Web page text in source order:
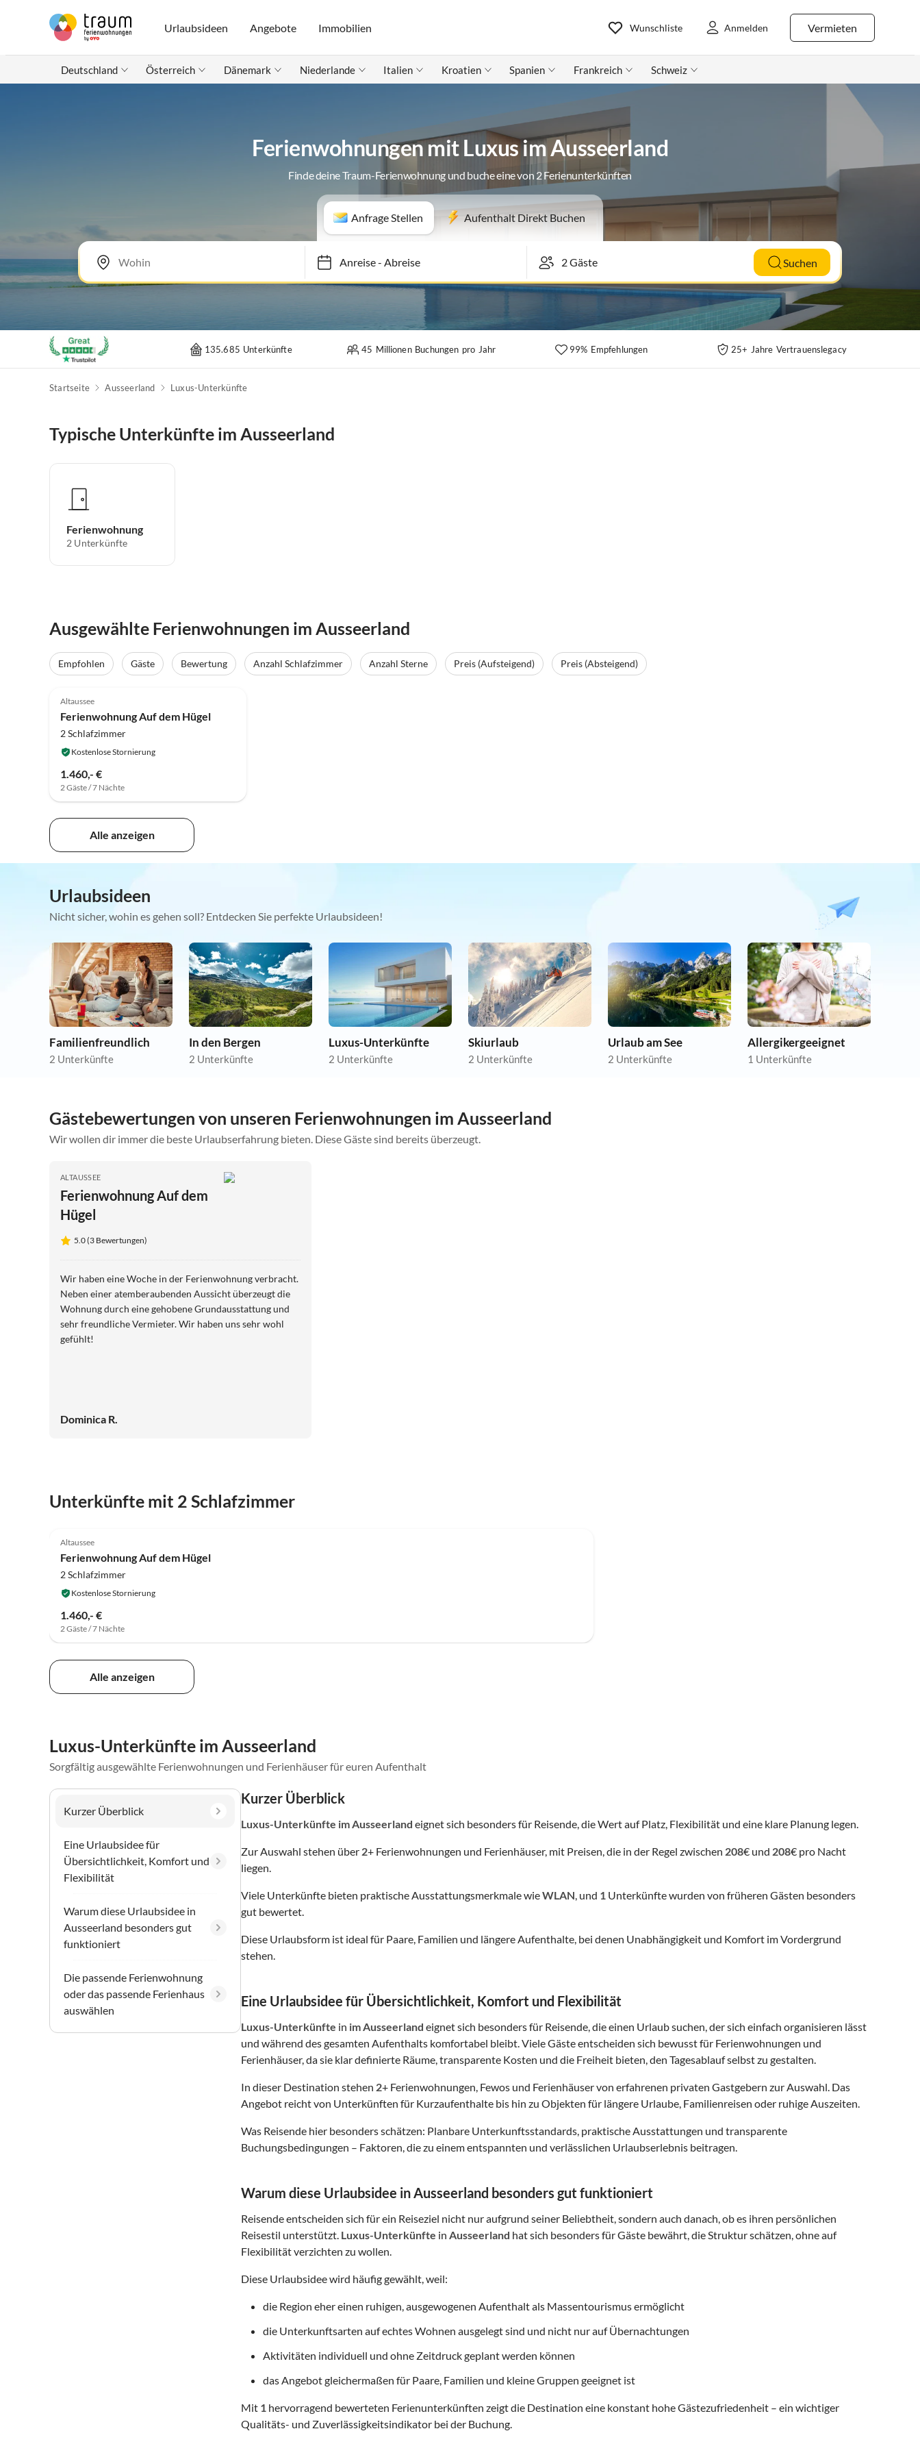
Urlaubsideen Angebote Immobilien Vermieten
Wunschliste Anmelden
Deutschland Österreich Dänemark Niederlande Italien Kroatien Spanien Frankreich Schweiz
Ferienwohnungen mit Luxus im Ausseerland
Finde deine Traum-Ferienwohnung und buche eine von 2 Ferienunterkünften
Anfrage Stellen Aufenthalt Direkt Buchen
Anreise-Abreise Suchen
135.685 Unterkünfte 45 Millionen Buchungen pro Jahr 99% Empfehlungen 25+ Jahre Vertrauenslegacy
Startseite Ausseerland Luxus-Unterkünfte
Typische Unterkünfte im Ausseerland
Ferienwohnung
2 Unterkünfte
Ausgewählte Ferienwohnungen im Ausseerland
Empfohlen Gäste Bewertung Anzahl Schlafzimmer Anzahl Sterne Preis (Aufsteigend)
Preis (Absteigend)
Altaussee
Ferienwohnung Auf dem Hügel
2 Schlafzimmer
Kostenlose Stornierung
1.460,- €
2 Gäste / 7 Nächte
Alle anzeigen
Urlaubsideen
Nicht sicher, wohin es gehen soll? Entdecken Sie perfekte Urlaubsideen!
Familienfreundlich
2 Unterkünfte
In den Bergen
2 Unterkünfte
Luxus-Unterkünfte
2 Unterkünfte
Skiurlaub
2 Unterkünfte
Urlaub am See
2 Unterkünfte
Allergikergeeignet
1 Unterkünfte
Gästebewertungen von unseren Ferienwohnungen im Ausseerland
Wir wollen dir immer die beste Urlaubserfahrung bieten. Diese Gäste sind bereits überzeugt.
ALTAUSSEE
Ferienwohnung Auf dem
Hügel
5.0 (3 Bewertungen)
Wir haben eine Woche in der Ferienwohnung verbracht.
Neben einer atemberaubenden Aussicht überzeugt die
Wohnung durch eine gehobene Grundausstattung und
sehr freundliche Vermieter. Wir haben uns sehr wohl
gefühlt!
Dominica R.
Unterkünfte mit 2 Schlafzimmer
Altaussee
Ferienwohnung Auf dem Hügel
2 Schlafzimmer
Kostenlose Stornierung
1.460,- €
2 Gäste / 7 Nächte
Alle anzeigen
Luxus-Unterkünfte im Ausseerland
Sorgfältig ausgewählte Ferienwohnungen und Ferienhäuser für euren Aufenthalt
Kurzer Überblick
Eine Urlaubsidee für
Übersichtlichkeit, Komfort und
Flexibilität
Warum diese Urlaubsidee in
Ausseerland besonders gut
funktioniert
Die passende Ferienwohnung
oder das passende Ferienhaus
auswählen
Kurzer Überblick
Luxus-Unterkünfte im Ausseerland eignet sich besonders für Reisende, die Wert auf Platz, Flexibilität und eine klare Planung legen.
Zur Auswahl stehen über 2+ Ferienwohnungen und Ferienhäuser, mit Preisen, die in der Regel zwischen 208€ und 208€ pro Nacht
liegen.
Viele Unterkünfte bieten praktische Ausstattungsmerkmale wieWLAN, und 1 Unterkünfte wurden von früheren Gästen besonders
gut bewertet.
Diese Urlaubsform ist ideal für Paare, Familien und längere Aufenthalte, bei denen Unabhängigkeit und Komfort im Vordergrund
stehen.
Eine Urlaubsidee für Übersichtlichkeit, Komfort und Flexibilität
Luxus-Unterkünfte in im Ausseerland eignet sich besonders für Reisende, die einen Urlaub suchen, der sich einfach organisieren lässt
und während des gesamten Aufenthalts komfortabel bleibt. Viele Gäste entscheiden sich bewusst für Ferienwohnungen und
Ferienhäuser, da sie klar definierte Räume, transparente Kosten und die Freiheit bieten, den Tagesablauf selbst zu gestalten.
In dieser Destination stehen 2+ Ferienwohnungen, Fewos und Ferienhäuser von erfahrenen privaten Gastgebern zur Auswahl. Das
Angebot reicht von Unterkünften für Kurzaufenthalte bis hin zu Objekten für längere Urlaube, Familienreisen oder ruhige Auszeiten.
Was Reisende hier besonders schätzen: Planbare Unterkunftsstandards, praktische Ausstattungen und transparente
Buchungsbedingungen – Faktoren, die zu einem entspannten und verlässlichen Urlaubserlebnis beitragen.
Warum diese Urlaubsidee in Ausseerland besonders gut funktioniert
Reisende entscheiden sich für ein Reiseziel nicht nur aufgrund seiner Beliebtheit, sondern auch danach, ob es ihren persönlichen
Reisestil unterstützt. Luxus-Unterkünfte in Ausseerland hat sich besonders für Gäste bewährt, die Struktur schätzen, ohne auf
Flexibilität verzichten zu wollen.
Diese Urlaubsidee wird häufig gewählt, weil:
die Region eher einen ruhigen, ausgewogenen Aufenthalt als Massentourismus ermöglicht
die Unterkunftsarten auf echtes Wohnen ausgelegt sind und nicht nur auf Übernachtungen
Aktivitäten individuell und ohne Zeitdruck geplant werden können
das Angebot gleichermaßen für Paare, Familien und kleine Gruppen geeignet ist
Mit 1 hervorragend bewerteten Ferienunterkünften zeigt die Destination eine konstant hohe Gästezufriedenheit – ein wichtiger
Qualitäts- und Zuverlässigkeitsindikator bei der Buchung.